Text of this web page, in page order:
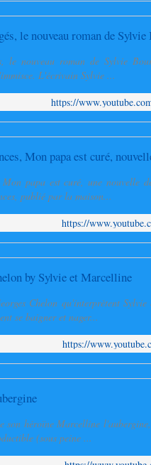
le nouveau roman de
le nouveau roman de Sylvie
L'écrivain Sylvie ...
https://
Mon papa est curé,
papa est curé, une nouvelle
publié par la maison...
https://
by Sylvie et Marcelline
Chelon qu'interprètent
se baigner et nager...
https://
son héroïne Marcelline
(sous peine ...